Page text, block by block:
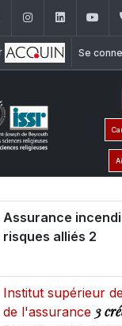
Twitter Instagram
Se
Assurance
risques alliés 2
Institut supérieur
de l'assurance 3